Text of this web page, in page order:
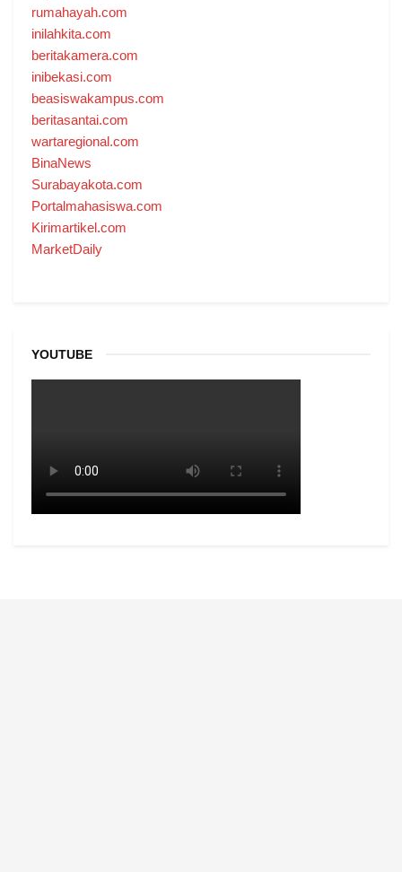
rumahayah.com
inilahkita.com
beritakamera.com
inibekasi.com
beasiswakampus.com
beritasantai.com
wartaregional.com
BinaNews
Surabayakota.com
Portalmahasiswa.com
Kirimartikel.com
MarketDaily
YOUTUBE